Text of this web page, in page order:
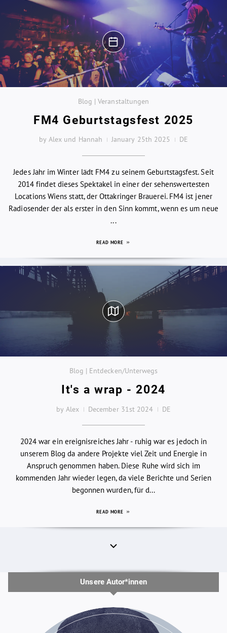
Blog | Veranstaltungen
FM4 Geburtstagsfest 2025
by Alex und Hannah January 25th 2025 DE
Jedes Jahr im Winter lädt FM4 zu seinem Geburtstagsfest. Seit
2014 findet dieses Spektakel in einer der sehenswertesten
Locations Wiens statt, der Ottakringer Brauerei. FM4 ist jener
Radiosender der als erster in den Sinn kommt, wenn es um neue
...
READ MORE
Blog | Entdecken/Unterwegs
It's a wrap - 2024
by Alex December 31st 2024 DE
2024 war ein ereignisreiches Jahr - ruhig war es jedoch in
unserem Blog da andere Projekte viel Zeit und Energie in
Anspruch genommen haben. Diese Ruhe wird sich im
kommenden Jahr wieder legen, da viele Berichte und Serien
begonnen wurden, für d...
READ MORE
Unsere Autor*innen